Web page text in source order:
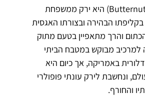
דלורית (Butternut Squash) היא ירק ממשפחת
הבהירה ובצורתו האגסית
והרך מתאפיין בטעם מתוק
למרכיב מבוקש במטבח הביתי
באמריקה, אך כיום היא
ונחשבת לירק עונתי פופולרי
והחורף.